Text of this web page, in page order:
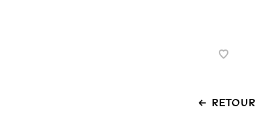
RETOUR